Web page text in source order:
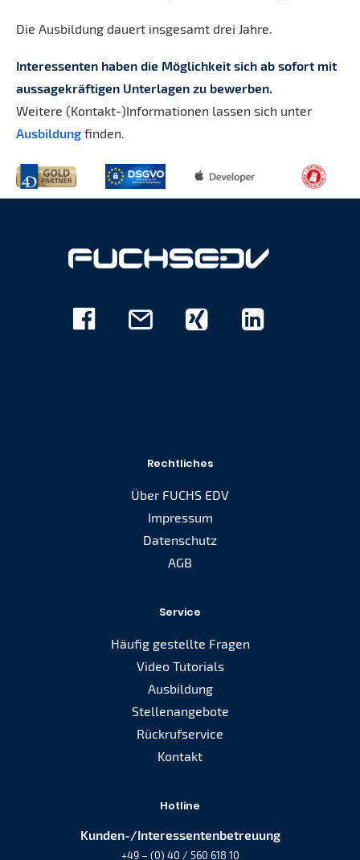
Die Ausbildung dauert insgesamt drei Jahre.
Interessenten haben die Möglichkeit sich ab sofort mit
aussagekräftigen Unterlagen zu bewerben.
Weitere (Kontakt-)Informationen lassen sich unter
Ausbildung finden.
Rechtliches
Über FUCHS EDV
Impressum
Datenschutz
AGB
Service
Häufig gestellte Fragen
Video Tutorials
Ausbildung
Stellenangebote
Rückrufservice
Kontakt
Hotline
Kunden-/Interessentenbetreuung
+49 – (0) 40 / 560 618 10